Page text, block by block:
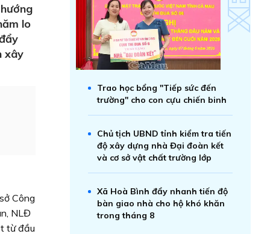
lo
xây
Công
NLĐ
từ đầu
Trao học bổng "Tiếp sức đến
trường" cho con cựu chiến binh
Chủ tịch UBND tỉnh kiểm tra tiến
độ xây dựng nhà Đại đoàn kết
và cơ sở vật chất trường lớp
Xã Hoà Bình đẩy nhanh tiến độ
bàn giao nhà cho hộ khó khăn
trong tháng 8